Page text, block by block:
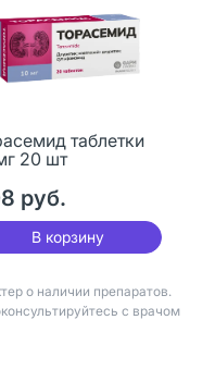
таблетки
20 шт
руб.
В корзину
о наличии препаратов.
с врачом